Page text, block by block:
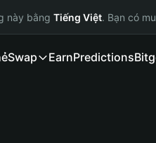
này bằng Tiếng Việt. Bạn có
Swap EarnPredictions